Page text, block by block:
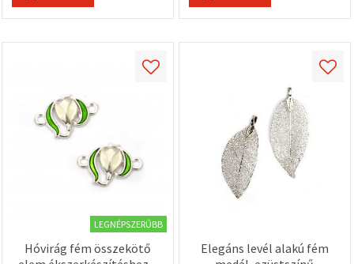
LEGNÉPSZERŰBB
Hóvirág fém összekötő
Elegáns levél alakú fém